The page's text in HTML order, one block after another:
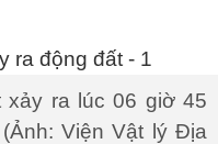
xảy ra lúc 06 giờ 45
Viện Vật lý Địa